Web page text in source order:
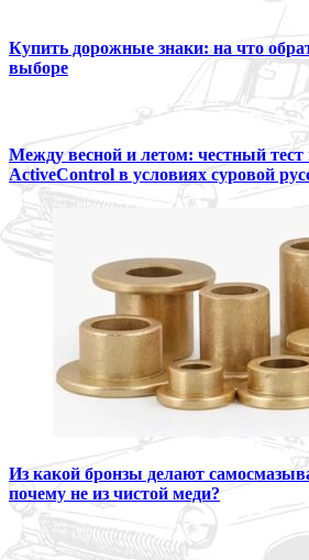
Купить дорожные знаки: на что
выборе
Между весной и летом: честный
ActiveControl в условиях суровой
Из какой бронзы делают
почему не из чистой меди?